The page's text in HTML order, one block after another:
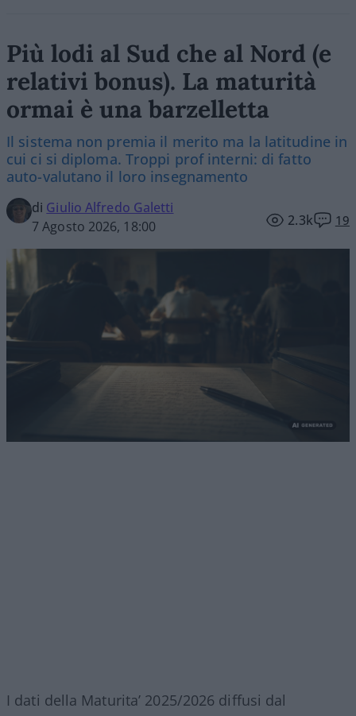
Più lodi al Sud che al Nord (e
relativi bonus). La maturità
ormai è una barzelletta
Il sistema non premia il merito ma la latitudine in
cui ci si diploma. Troppi prof interni: di fatto
auto-valutano il loro insegnamento
di Giulio Alfredo Galetti
7 Agosto 2026, 18:00
2.3k 19
I dati della Maturita’ 2025/2026 diffusi dal